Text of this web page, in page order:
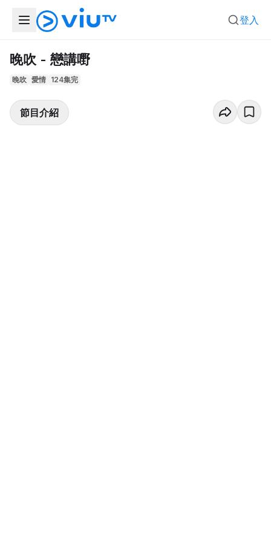
登入
晚吹 - 戀講嘢
晚吹 愛情 124集完
節目介紹